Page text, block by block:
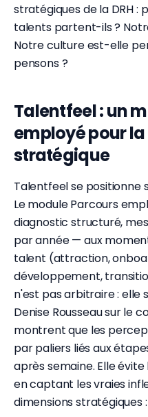
stratégiques de la DRH :
talents partent-ils ?
Notre culture est-elle
pensons ?
Talentfeel : un
employé pour la
stratégique
Talentfeel se positionne
Le module Parcours
diagnostic structuré,
par année — aux
talent (attraction,
développement,
n'est pas arbitraire : elle
Denise Rousseau sur le
montrent que les
par paliers liés aux
après semaine. Elle
en captant les vraies
dimensions stratégiques :